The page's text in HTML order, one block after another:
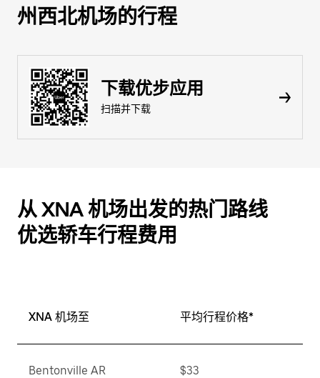
州西北机场的行程
下载优步应用
扫描并下载
从 XNA 机场出发的热门路线
优选轿车行程费用
XNA 机场至 平均行程价格*
Bentonville AR $33